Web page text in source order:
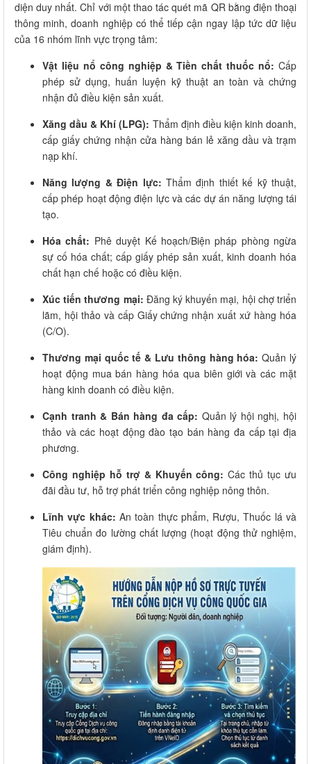
diện duy nhất. Chỉ với một thao tác quét mã QR bằng điện thoại
thông minh, doanh nghiệp có thể tiếp cận ngay lập tức dữ liệu
của 16 nhóm lĩnh vực trọng tâm:
Vật liệu nổ công nghiệp & Tiền chất thuốc nổ: Cấp
phép sử dụng, huấn luyện kỹ thuật an toàn và chứng
nhận đủ điều kiện sản xuất.
Xăng dầu & Khí (LPG): Thẩm định điều kiện kinh doanh,
cấp giấy chứng nhận cửa hàng bán lẻ xăng dầu và trạm
nạp khí.
Năng lượng & Điện lực: Thẩm định thiết kế kỹ thuật,
cấp phép hoạt động điện lực và các dự án năng lượng tái
tạo.
Hóa chất: Phê duyệt Kế hoạch/Biện pháp phòng ngừa
sự cố hóa chất; cấp giấy phép sản xuất, kinh doanh hóa
chất hạn chế hoặc có điều kiện.
Xúc tiến thương mại: Đăng ký khuyến mại, hội chợ triển
lãm, hội thảo và cấp Giấy chứng nhận xuất xứ hàng hóa
(C/O).
Thương mại quốc tế & Lưu thông hàng hóa: Quản lý
hoạt động mua bán hàng hóa qua biên giới và các mặt
hàng kinh doanh có điều kiện.
Cạnh tranh & Bán hàng đa cấp: Quản lý hội nghị, hội
thảo và các hoạt động đào tạo bán hàng đa cấp tại địa
phương.
Công nghiệp hỗ trợ & Khuyến công: Các thủ tục ưu
đãi đầu tư, hỗ trợ phát triển công nghiệp nông thôn.
Lĩnh vực khác: An toàn thực phẩm, Rượu, Thuốc lá và
Tiêu chuẩn đo lường chất lượng (hoạt động thử nghiệm,
giám định).